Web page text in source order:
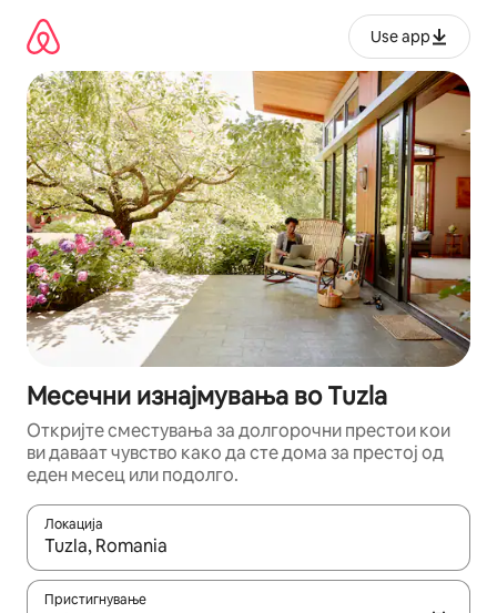
содржина
Use app
Месечни изнајмувања во Tuzla
Откријте сместувања за долгорочни престои кои
ви даваат чувство како да сте дома за престој од
еден месец или подолго.
Локација
Кога резултатите се достапни, движете се со копчињата
Пристигнување